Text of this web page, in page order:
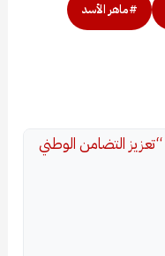
#ماهر الأسد